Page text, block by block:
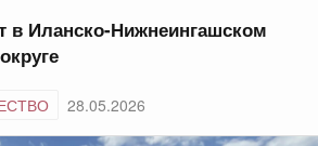
в Иланско-Нижнеингашском
28.05.2026